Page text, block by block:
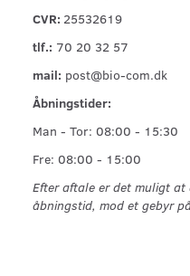
CVR: 25532619
tlf.: 70 20 32 57
mail: post@bio-com.dk
Åbningstider:
Man - Tor: 08:00 - 15:30
Fre: 08:00 - 15:00
Efter aftale er det muligt
åbningstid, mod et gebyr